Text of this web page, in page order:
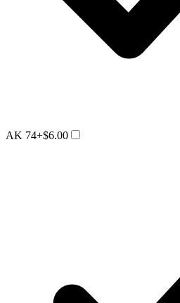
AK 74+$6.00